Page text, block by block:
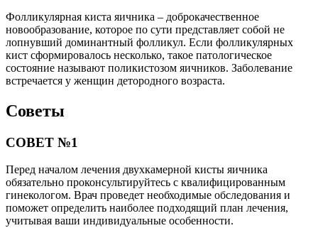
Фолликулярная киста яичника – доброкачественное
новообразование, которое по сути представляет собой не
лопнувший доминантный фолликул. Если фолликулярных
кист сформировалось несколько, такое патологическое
состояние называют поликистозом яичников. Заболевание
встречается у женщин детородного возраста.
Советы
СОВЕТ №1
Перед началом лечения двухкамерной кисты яичника
обязательно проконсультируйтесь с квалифицированным
гинекологом. Врач проведет необходимые обследования и
поможет определить наиболее подходящий план лечения,
учитывая ваши индивидуальные особенности.